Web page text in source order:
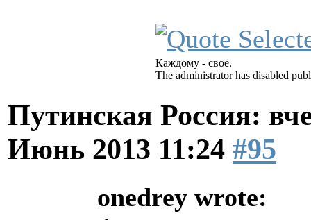
Каждому - своё.
The administrator has disabled
Путинская Россия:
Июнь 2013 11:24 #95
onedrey wrote: